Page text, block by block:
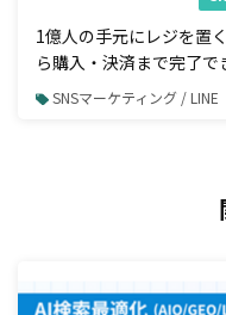
1億人の手元にレジを置
ら購入・決済まで完了
SNSマーケティング / LINE